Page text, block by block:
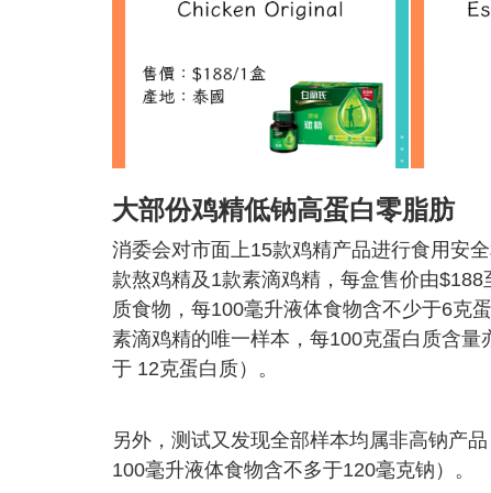
大部份鸡精低钠高蛋白零脂肪
消委会对市面上15款鸡精产品进行食用安
款熬鸡精及1款素滴鸡精，每盒售价由
质食物，每100毫升液体食物含不少于6克
素滴鸡精的唯一样本，每100克蛋白质含
于 12克蛋白质）。
另外，测试又发现全部样本均属非高钠产
100毫升液体食物含不多于120毫克钠）。